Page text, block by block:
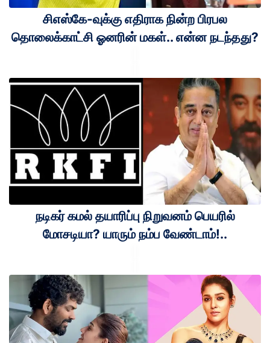
சிஎஸ்கே-வுக்கு எதிராக நின்ற பிரபல
தொலைக்காட்சி ஓனரின் மகள்.. என்ன நடந்தது?
நடிகர் கமல் தயாரிப்பு நிறுவனம் பெயரில்
மோசடியா? யாரும் நம்ப வேண்டாம்!..